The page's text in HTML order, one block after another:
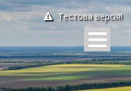
Тестова версія!